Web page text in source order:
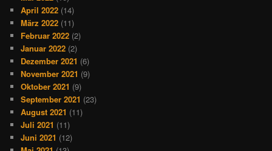
April 2022 (14)
März 2022 (11)
Februar 2022 (2)
Januar 2022 (2)
Dezember 2021 (6)
November 2021 (9)
Oktober 2021 (9)
September 2021 (23)
August 2021 (11)
Juli 2021 (11)
Juni 2021 (12)